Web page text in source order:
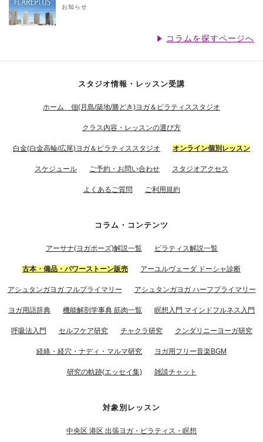
お知らせ
コラムを探すページへ
スタジオ情報・レッスン受講
ホーム 佃(月島/築地/勝どき)ヨガ＆ピラティススタジオ
クラス内容・レッスンの選び方
白金(白金高輪/広尾)ヨガ＆ピラティススタジオ オンライン個別レッスン
スケジュール ご予約・お問い合わせ スタジオアクセス
よくあるご質問 ご利用規約
コラム・コンテンツ
アーサナ(ヨガポーズ)解説一覧 ピラティス解説一覧
古本・備品・パワーストーン販売 アーユルヴェーダ ドーシャ診断
アシュタンガヨガ フルプライマリー アシュタンガヨガ ハーフプライマリー
ヨガ用語辞典 機能解剖学事典 筋肉一覧 瞑想入門 マインドフルネス入門
呼吸法入門 セルフケア研究 チャクラ研究 クンダリニーヨーガ研究
経絡・経穴・ナディ・マルマ研究 ヨガ用フリー音楽BGM
研究の軌跡(エッセイ集) 雑談チャット
対象別レッスン
中央区 港区 出張ヨガ・ピラティス・瞑想